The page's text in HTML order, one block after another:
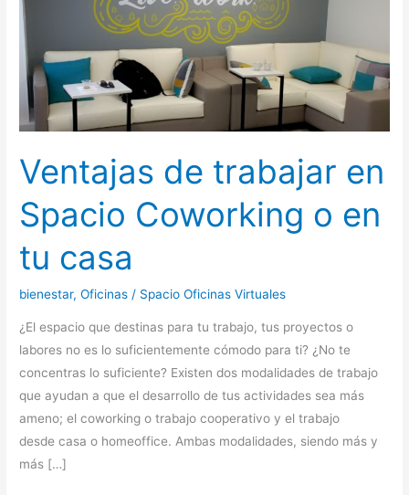
Ventajas de trabajar en
Spacio Coworking o en
tu casa
bienestar,Oficinas / Spacio Oficinas Virtuales
¿El espacio que destinas para tu trabajo, tus proyectos o
labores no es lo suficientemente cómodo para ti? ¿No te
concentras lo suficiente? Existen dos modalidades de trabajo
que ayudan a que el desarrollo de tus actividades sea más
ameno; el coworking o trabajo cooperativo y el trabajo
desde casa o homeoffice. Ambas modalidades, siendo más y
más […]
en
Spacio
Coworking
en
tu